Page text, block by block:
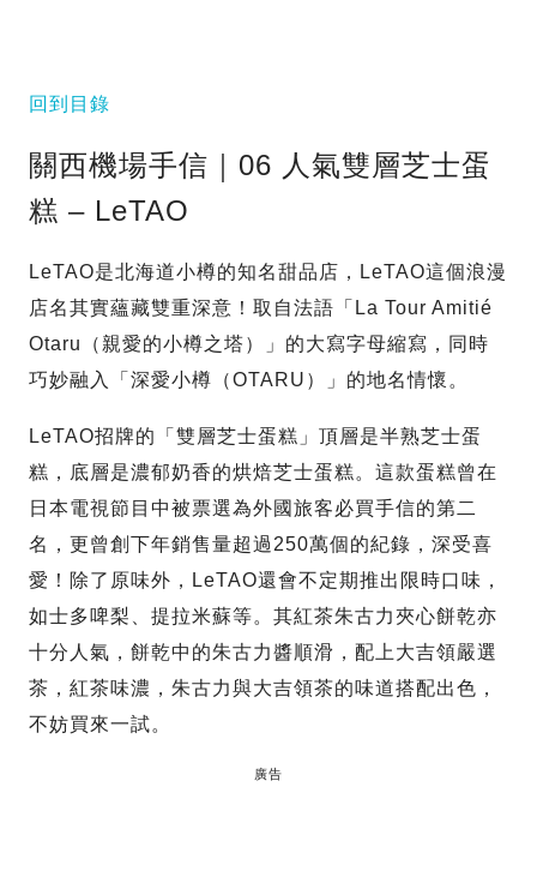
回到目錄
關西機場手信｜06 人氣雙層芝士蛋
糕 – LeTAO
LeTAO是北海道小樽的知名甜品店，LeTAO這個浪漫
店名其實蘊藏雙重深意！取自法語「La Tour Amitié
Otaru（親愛的小樽之塔）」的大寫字母縮寫，同時
巧妙融入「深愛小樽（OTARU）」的地名情懷。
LeTAO招牌的「雙層芝士蛋糕」頂層是半熟芝士蛋
糕，底層是濃郁奶香的烘焙芝士蛋糕。這款蛋糕曾在
日本電視節目中被票選為外國旅客必買手信的第二
名，更曾創下年銷售量超過250萬個的紀錄，深受喜
愛！除了原味外，LeTAO還會不定期推出限時口味，
如士多啤梨、提拉米蘇等。其紅茶朱古力夾心餅乾亦
十分人氣，餅乾中的朱古力醬順滑，配上大吉領嚴選
茶，紅茶味濃，朱古力與大吉領茶的味道搭配出色，
不妨買來一試。
廣告